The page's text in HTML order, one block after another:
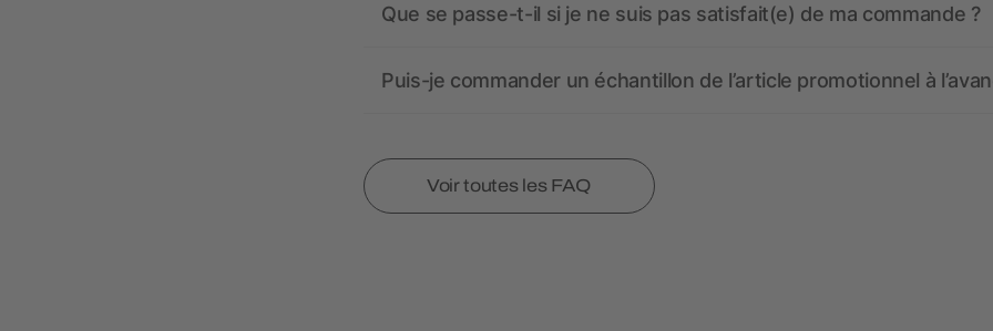
Que se passe-t-il si je ne suis pas satisfait(e) de ma commande ?
Puis-je commander un échantillon de l’article promotionnel à
Voir toutes les FAQ